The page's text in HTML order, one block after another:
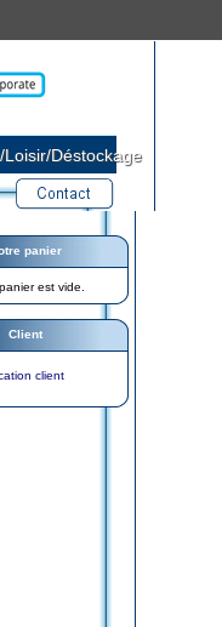
Loisir/Déstockage
panier
est vide.
Client
client